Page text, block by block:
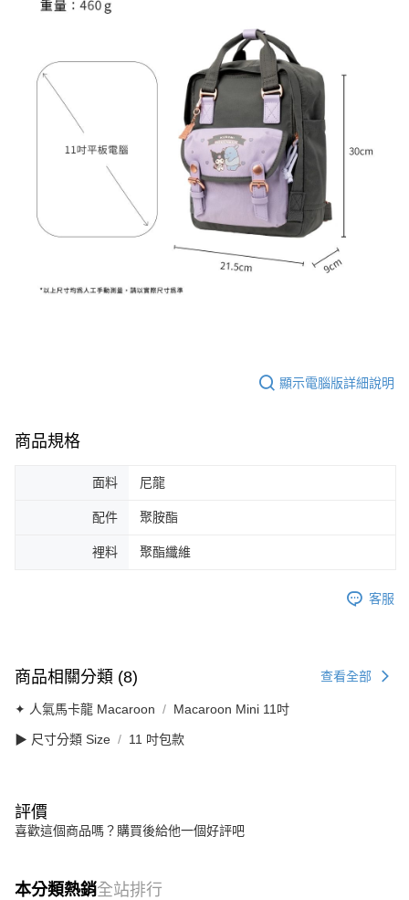
顯示電腦版詳細說明
商品規格
面料 尼龍
配件 聚胺酯
裡料 聚酯纖維
客服
商品相關分類 (8) 查看全部
✦ 人氣馬卡龍 Macaroon Macaroon Mini 11吋
▶ 尺寸分類 Size 11 吋包款
評價
喜歡這個商品嗎？購買後給他一個好評吧
本分類熱銷全站排行